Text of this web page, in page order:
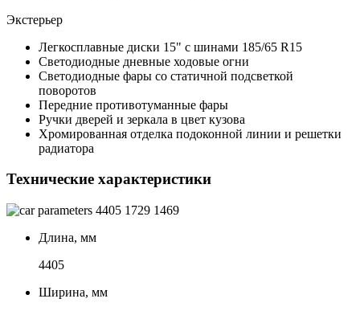
Экстерьер
Легкосплавные диски 15" с шинами 185/65 R15
Светодиодные дневные ходовые огни
Светодиодные фары со статичной подсветкой
поворотов
Передние противотуманные фары
Ручки дверей и зеркала в цвет кузова
Хромированная отделка подоконной линии и решетки
радиатора
Технические характеристики
4405 1729 1469
Длина, мм
4405
Ширина, мм